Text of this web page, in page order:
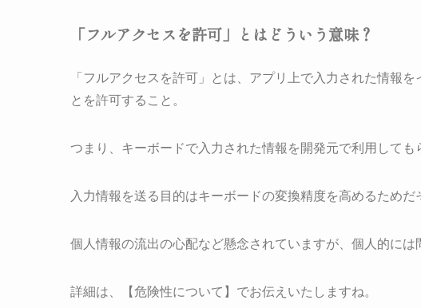
「フルアクセスを許可」とはどういう意味？
「フルアクセスを許可」とは、アプリ上で入力された情報
とを許可すること。
つまり、キーボードで入力された情報を開発元で利用しても
入力情報を送る目的はキーボードの変換精度を高めるためだ
個人情報の流出の心配など懸念されていますが、個人的には
詳細は、【危険性について】でお伝えいたしますね。